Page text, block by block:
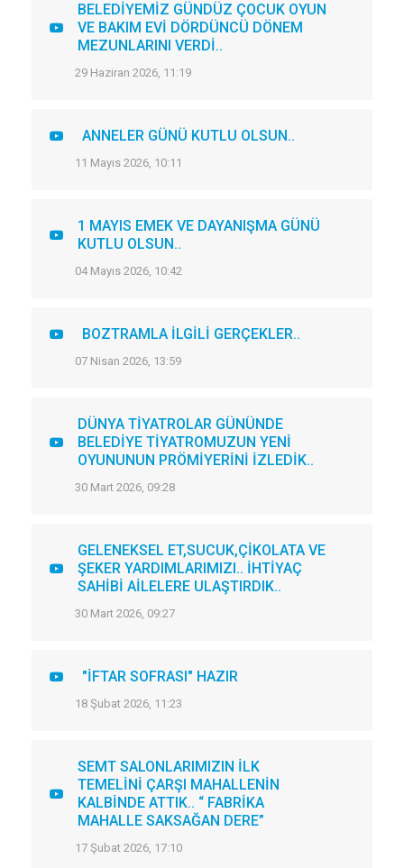
BELEDİYEMİZ GÜNDÜZ ÇOCUK OYUN
VE BAKIM EVİ DÖRDÜNCÜ DÖNEM
MEZUNLARINI VERDİ..
29 Haziran 2026, 11:19
ANNELER GÜNÜ KUTLU OLSUN..
11 Mayıs 2026, 10:11
1 MAYIS EMEK VE DAYANIŞMA GÜNÜ
KUTLU OLSUN..
04 Mayıs 2026, 10:42
BOZTRAMLA İLGİLİ GERÇEKLER..
07 Nisan 2026, 13:59
DÜNYA TİYATROLAR GÜNÜNDE
BELEDİYE TİYATROMUZUN YENİ
OYUNUNUN PRÖMİYERİNİ İZLEDİK..
30 Mart 2026, 09:28
GELENEKSEL ET,SUCUK,ÇİKOLATA VE
ŞEKER YARDIMLARIMIZI.. İHTİYAÇ
SAHİBİ AİLELERE ULAŞTIRDIK..
30 Mart 2026, 09:27
"İFTAR SOFRASI" HAZIR
18 Şubat 2026, 11:23
SEMT SALONLARIMIZIN İLK
TEMELİNİ ÇARŞI MAHALLENİN
KALBİNDE ATTIK.. “ FABRİKA
MAHALLE SAKSAĞAN DERE”
17 Şubat 2026, 17:10